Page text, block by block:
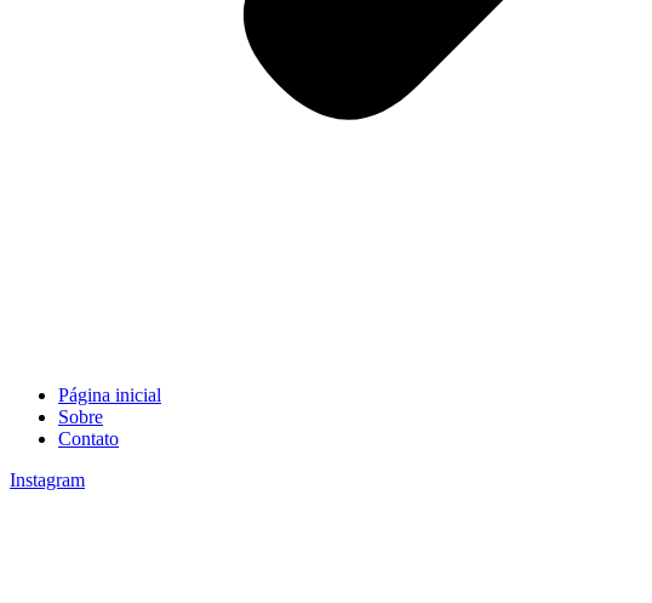
Página inicial
Sobre
Contato
Instagram